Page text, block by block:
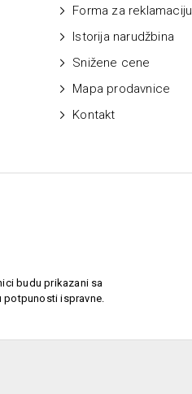
Forma za reklamaciju
Istorija narudžbina
Snižene cene
Mapa prodavnice
Kontakt
budu prikazani sa
potpunosti ispravne.